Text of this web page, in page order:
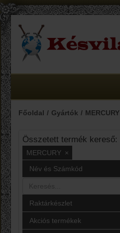
Főoldal
Gyártók MERCURY
Összetett termék kereső:
MERCURY ×
Név és Számkód
Raktárkészlet
Akciós termékek